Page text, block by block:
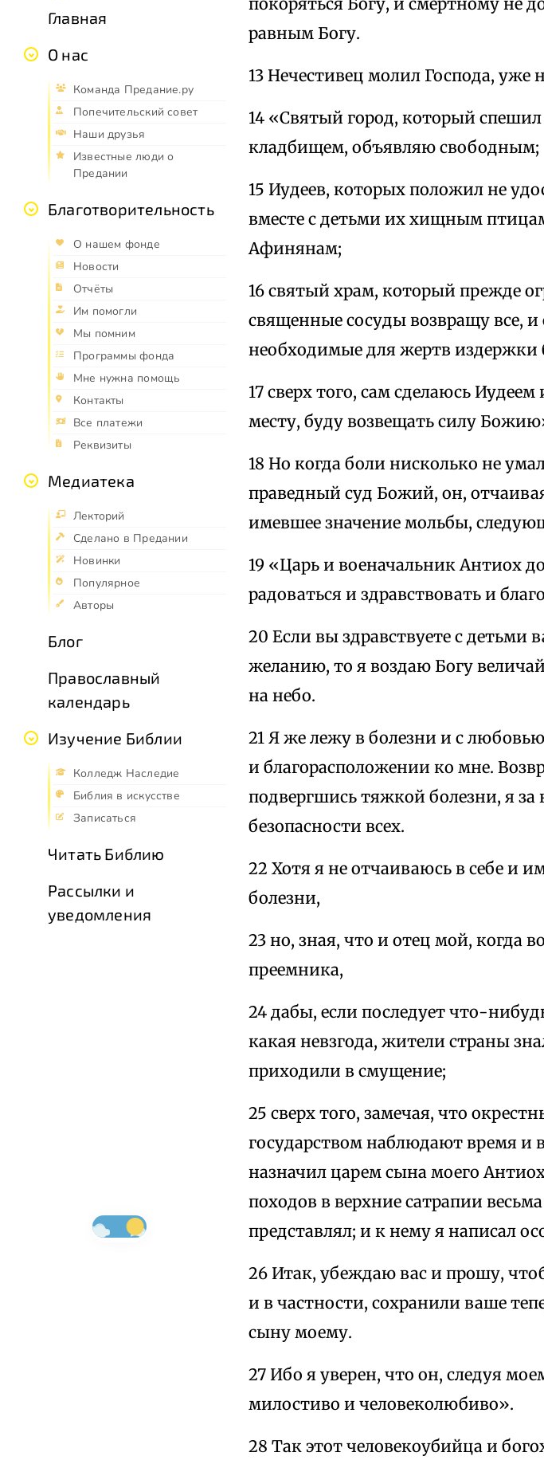
Главная
О нас
Команда Предание.ру
Попечительский совет
Наши друзья
Известные люди о
Предании
Благотворительность
О нашем фонде
Новости
Отчёты
Им помогли
Мы помним
Программы фонда
Мне нужна помощь
Контакты
Все платежи
Реквизиты
Медиатека
Лекторий
Сделано в Предании
Новинки
Популярное
Авторы
Блог
Православный
календарь
Изучение Библии
Колледж Наследие
Библия в искусстве
Записаться
Читать Библию
Рассылки и
уведомления
равным Богу.
13 Нечестивец молил Господа, уже
14 «Святый город, который спешил
кладбищем, объявляю свободным;
15 Иудеев, которых положил не
вместе с детьми их хищным
Афинянам;
16 святый храм, который прежде
священные сосуды возвращу все,
необходимые для жертв издержки
17 сверх того, сам сделаюсь
месту, буду возвещать силу
18 Но когда боли нисколько не
праведный суд Божий, он,
имевшее значение мольбы,
19 «Царь и военачальник
радоваться и здравствовать и
20 Если вы здравствуете с
желанию, то я воздаю Богу
на небо.
21 Я же лежу в болезни и с
и благорасположении ко мне.
подвергшись тяжкой болезни, я
безопасности всех.
22 Хотя я не отчаиваюсь в себе и
болезни,
23 но, зная, что и отец мой, когда
преемника,
24 дабы, если последует что-
какая невзгода, жители страны
приходили в смущение;
25 сверх того, замечая, что
государством наблюдают время и
назначил царем сына моего
походов в верхние сатрапии
представлял; и к нему я написал
26 Итак, убеждаю вас и прошу,
и в частности, сохранили ваше
сыну моему.
27 Ибо я уверен, что он, следуя
милостиво и человеколюбиво».
28 Так этот человекоубийца и